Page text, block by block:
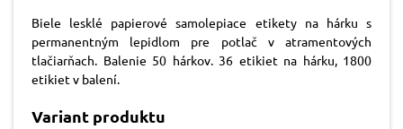
Biele lesklé papierové samolepiace etikety na hárku s
permanentným lepidlom pre potlač v atramentových
tlačiarňach. Balenie 50 hárkov. 36 etikiet na hárku, 1800
etikiet v balení.
Variant produktu